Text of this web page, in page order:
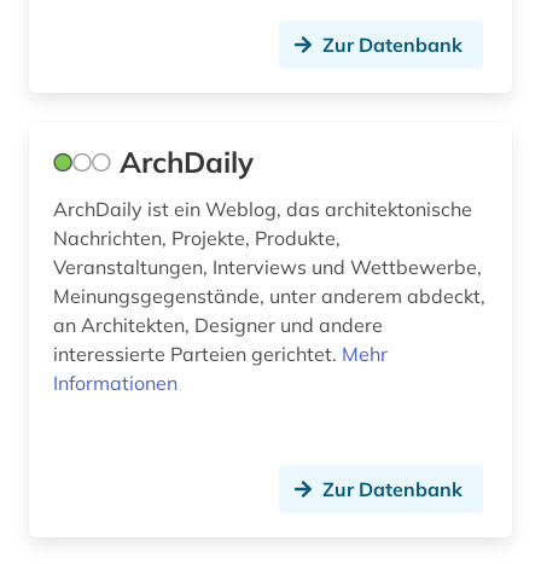
energieausweis (1)
energieeffizienz (2)
energieeinsparung (3)
energieeinsparverordnung (1)
energietechnik (4)
Zur Datenbank
ArchDaily
ArchDaily ist ein Weblog, das architektonische
Nachrichten, Projekte, Produkte,
Veranstaltungen, Interviews und Wettbewerbe,
Meinungsgegenstände, unter anderem abdeckt,
an Architekten, Designer und andere
interessierte Parteien gerichtet. Mehr
Informationen
Zur Datenbank